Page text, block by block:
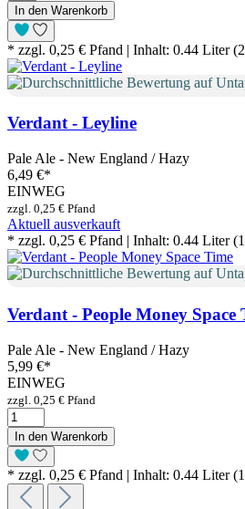
In den Warenkorb
* zzgl. 0,25 € Pfand | Inhalt: 0.44 Liter
Verdant - Leyline
Pale Ale - New England / Hazy
6,49 €*
EINWEG
zzgl. 0,25 € Pfand
Aktuell ausverkauft
* zzgl. 0,25 € Pfand | Inhalt: 0.44 Liter
Verdant - People Money Space
Pale Ale - New England / Hazy
5,99 €*
EINWEG
zzgl. 0,25 € Pfand
In den Warenkorb
* zzgl. 0,25 € Pfand | Inhalt: 0.44 Liter